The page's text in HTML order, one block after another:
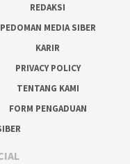
REDAKSI
PEDOMAN MEDIA SIBER
KARIR
PRIVACY POLICY
TENTANG KAMI
FORM PENGADUAN